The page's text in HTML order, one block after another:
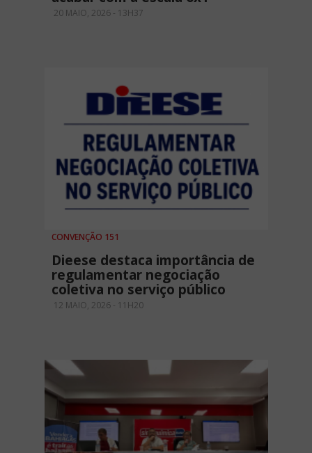
20 MAIO, 2026 - 13H37
CONVENÇÃO 151
Dieese destaca importância de
regulamentar negociação
coletiva no serviço público
12 MAIO, 2026 - 11H20